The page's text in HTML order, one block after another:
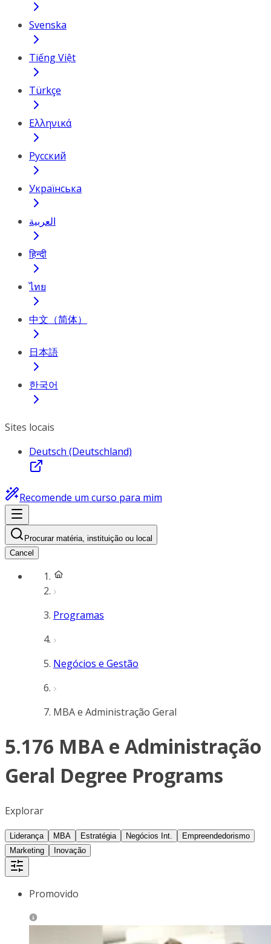
Svenska
Tiếng Việt
Türkçe
Ελληνικά
Русский
Українська
العربية
हिन्दी
ไทย
中文（简体）
日本語
한국어
Sites locais
Deutsch (Deutschland)
Recomende um curso para mim
Procurar matéria, instituição ou local
Cancel
Programas
Negócios e Gestão
MBA e Administração Geral
5.176 MBA e Administração
Geral Degree Programs
Explorar
Liderança MBA Estratégia Negócios Int.
Empreendedorismo
Marketing
Inovação
Promovido